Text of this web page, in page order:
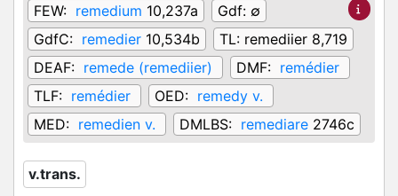
FEW: remedium 10,237a Gdf: ∅
GdfC: remedier 10,534b TL: remediier 8,719
DEAF: remede (remediier) DMF: remédier
TLF: remédier OED: remedy v.
MED: remedien v. DMLBS: remediare 2746c
v.trans.